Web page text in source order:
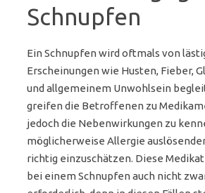
Schnupfen
Ein Schnupfen wird oftmals von
Erscheinungen wie Husten, Fieber,
und allgemeinem Unwohlsein
greifen die Betroffenen zu
jedoch die Nebenwirkungen zu
möglicherweise Allergie
richtig einzuschätzen. Diese
bei einem Schnupfen auch nicht